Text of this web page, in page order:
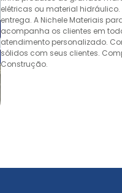
elétricas ou material
entrega. A Nichele Materiais
acompanha os clientes em
atendimento personalizado.
sólidos com seus clientes.
Construção.